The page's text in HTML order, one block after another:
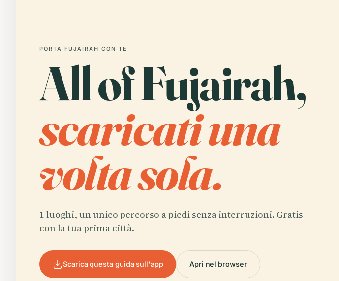
PORTA FUJAIRAH CON TE
All of Fujairah,
scaricati una
volta sola.
1 luoghi, un unico percorso a piedi senza interruzioni. Gratis
con la tua prima città.
Scarica questa guida sull'app Apri nel browser